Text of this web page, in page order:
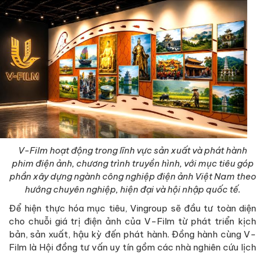
V-Film hoạt động trong lĩnh vực sản xuất và phát hành
phim điện ảnh, chương trình truyền hình, với mục tiêu góp
phần xây dựng ngành công nghiệp điện ảnh Việt Nam theo
hướng chuyên nghiệp, hiện đại và hội nhập quốc tế.
Để hiện thực hóa mục tiêu, Vingroup sẽ đầu tư toàn diện
cho chuỗi giá trị điện ảnh của V-Film từ phát triển kịch
bản, sản xuất, hậu kỳ đến phát hành. Đồng hành cùng V-
Film là Hội đồng tư vấn uy tín gồm các nhà nghiên cứu lịch